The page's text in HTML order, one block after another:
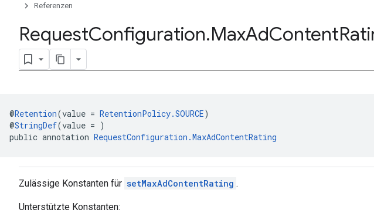
Referenzen
RequestConfiguration.MaxAdContent
@Retention(value = RetentionPolicy.SOURCE)
@StringDef(value = )
public annotation RequestConfiguration.MaxAdContentRating
Zulässige Konstanten für setMaxAdContentRating .
Unterstützte Konstanten: